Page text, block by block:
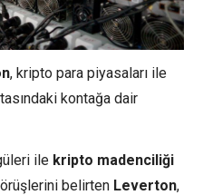
, kripto para piyasaları ile
kontağa dair
ile kripto madenciliği
belirten Leverton,